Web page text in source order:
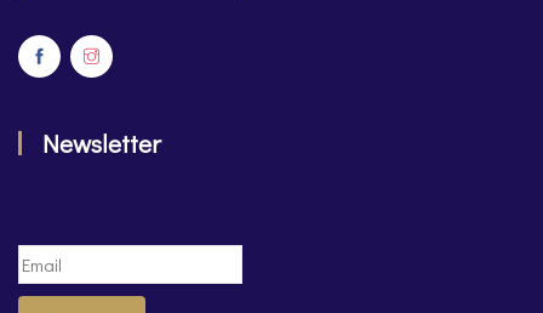
Newsletter